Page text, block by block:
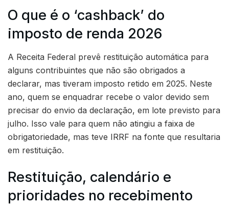
O que é o ‘cashback’ do
imposto de renda 2026
A Receita Federal prevê restituição automática para
alguns contribuintes que não são obrigados a
declarar, mas tiveram imposto retido em 2025. Neste
ano, quem se enquadrar recebe o valor devido sem
precisar do envio da declaração, em lote previsto para
julho. Isso vale para quem não atingiu a faixa de
obrigatoriedade, mas teve IRRF na fonte que resultaria
em restituição.
Restituição, calendário e
prioridades no recebimento